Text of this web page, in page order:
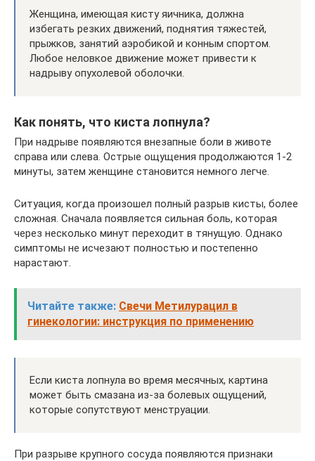
Женщина, имеющая кисту яичника, должна
избегать резких движений, поднятия тяжестей,
прыжков, занятий аэробикой и конным спортом.
Любое неловкое движение может привести к
надрыву опухолевой оболочки.
Как понять, что киста лопнула?
При надрыве появляются внезапные боли в животе
справа или слева. Острые ощущения продолжаются 1-2
минуты, затем женщине становится немного легче.
Ситуация, когда произошел полный разрыв кисты, более
сложная. Сначала появляется сильная боль, которая
через несколько минут переходит в тянущую. Однако
симптомы не исчезают полностью и постепенно
нарастают.
Читайте также: Свечи Метилурацил в
гинекологии: инструкция по применению
Если киста лопнула во время месячных, картина
может быть смазана из-за болевых ощущений,
которые сопутствуют менструации.
При разрыве крупного сосуда появляются признаки